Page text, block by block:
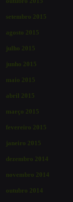
setembro 2015
agosto 2015
julho 2015
junho 2015
maio 2015
abril 2015
março 2015
fevereiro 2015
janeiro 2015
dezembro 2014
novembro 2014
outubro 2014